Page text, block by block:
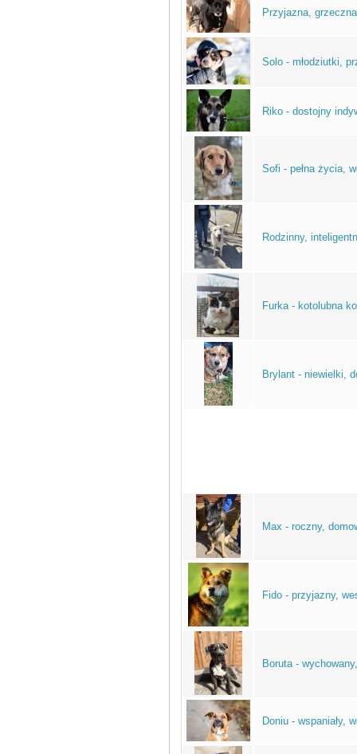
Przyjazna,
Solo - młodziutki,
Riko - dostojny
Sofi - pełna życia,
Rodzinny,
Furka - kotolubna
Brylant - niewielki,
Max - roczny,
Fido - przyjazny,
Boruta -
Doniu - wspaniały,